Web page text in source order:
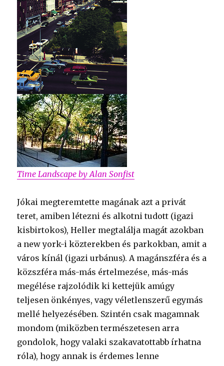
Time Landscape by Alan Sonfist
Jókai megteremtette magának azt a privát
teret, amiben létezni és alkotni tudott (igazi
kisbirtokos), Heller megtalálja magát azokban
a new york-i közterekben és parkokban, amit a
város kínál (igazi urbánus). A magánszféra és a
közszféra más-más értelmezése, más-más
megélése rajzolódik ki kettejük amúgy
teljesen önkényes, vagy véletlenszerű egymás
mellé helyezésében. Szintén csak magamnak
mondom (miközben természetesen arra
gondolok, hogy valaki szakavatottabb írhatna
róla), hogy annak is érdemes lenne